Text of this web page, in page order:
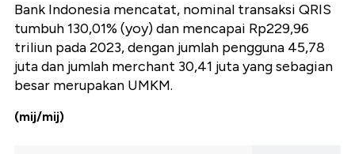
Bank Indonesia mencatat, nominal transaksi QRIS
tumbuh 130,01% (yoy) dan mencapai Rp229,96
triliun pada 2023, dengan jumlah pengguna 45,78
juta dan jumlah merchant 30,41 juta yang sebagian
besar merupakan UMKM.
(mij/mij)